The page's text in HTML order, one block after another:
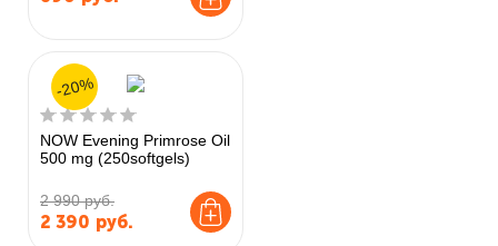
NOW Evening Primrose Oil
500 mg (250softgels)
2 990 руб.
2 390 руб.
-20%